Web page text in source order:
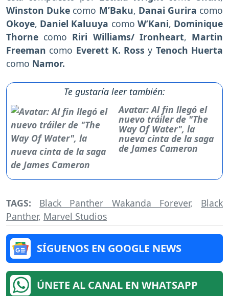
Winston Duke como M’Baku, Danai Gurira como
Okoye, Daniel Kaluuya como W’Kani, Dominique
Thorne como Riri Williams/ Ironheart, Martin
Freeman como Everett K. Ross y Tenoch Huerta
como Namor.
Te gustaría leer también:
Avatar: Al fin llegó el
nuevo tráiler de "The
Way Of Water", la
nueva cinta de la saga
de James Cameron
TAGS: Black Panther Wakanda Forever, Black
Panther, Marvel Studios
SÍGUENOS EN GOOGLE NEWS
ÚNETE AL CANAL EN WHATSAPP